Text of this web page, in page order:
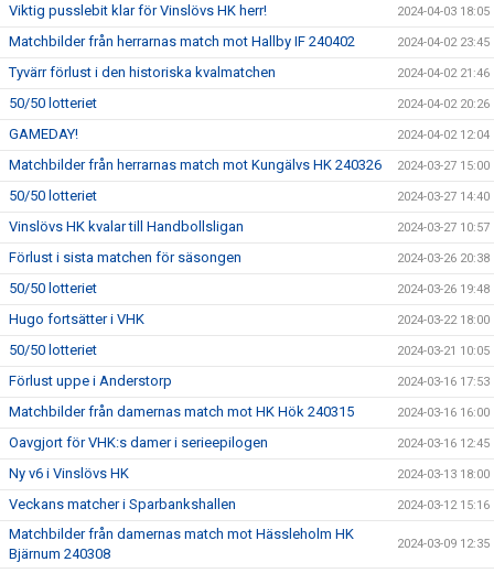
Viktig pusslebit klar för Vinslövs HK herr! 2024-04-03 18:05
Matchbilder från herrarnas match mot Hallby IF 240402 2024-04-02 23:45
Tyvärr förlust i den historiska kvalmatchen 2024-04-02 21:46
50/50 lotteriet 2024-04-02 20:26
GAMEDAY! 2024-04-02 12:04
Matchbilder från herrarnas match mot Kungälvs HK 240326 2024-03-27 15:00
50/50 lotteriet 2024-03-27 14:40
Vinslövs HK kvalar till Handbollsligan 2024-03-27 10:57
Förlust i sista matchen för säsongen 2024-03-26 20:38
50/50 lotteriet 2024-03-26 19:48
Hugo fortsätter i VHK 2024-03-22 18:00
50/50 lotteriet 2024-03-21 10:05
Förlust uppe i Anderstorp 2024-03-16 17:53
Matchbilder från damernas match mot HK Hök 240315 2024-03-16 16:00
Oavgjort för VHK:s damer i serieepilogen 2024-03-16 12:45
Ny v6 i Vinslövs HK 2024-03-13 18:00
Veckans matcher i Sparbankshallen 2024-03-12 15:16
Matchbilder från damernas match mot Hässleholm HK
Bjärnum 240308
2024-03-09 12:35